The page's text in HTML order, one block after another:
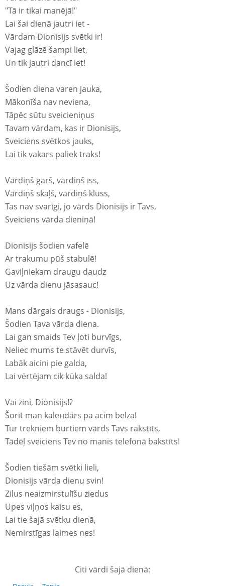
"Tā ir tikai manējā!"
Lai šai dienā jautri iet -
Vārdam Dionisijs svētki ir!
Vajag glāzē šampi liet,
Un tik jautri dancī iet!
Šodien diena varen jauka,
Mākonīša nav neviena,
Tāpēc sūtu sveicieniņus
Tavam vārdam, kas ir Dionisijs,
Sveiciens svētkos jauks,
Lai tik vakars paliek traks!
Vārdiņš garš, vārdiņš īss,
Vārdiņš skaļš, vārdiņš kluss,
Tas nav svarīgi, jo vārds Dionisijs ir Tavs,
Sveiciens vārda dieniņā!
Dionisijs šodien vafelē
Ar trakumu pūš stabulē!
Gaviļniekam draugu daudz
Uz vārda dienu jāsasauc!
Mans dārgais draugs - Dionisijs,
Šodien Tava vārda diena.
Lai gan smaids Tev ļoti burvīgs,
Neliec mums te stāvēt durvīs,
Labāk aicini pie galda,
Lai vērtējam cik kūka salda!
Vai zini, Dionisijs!?
Šorīt man kaleнdārs pa acīm belza!
Tur trekniem burtiem vārds Tavs rakstīts,
Tādēļ sveiciens Tev no manis telefonā bakstīts!
Šodien tiešām svētki lieli,
Dionisijs vārda dienu svin!
Zilus neaizmirstulīšu ziedus
Upes viļņos kaisu es,
Lai tie šajā svētku dienā,
Nemirstīgas laimes nes!
Citi vārdi šajā dienā: